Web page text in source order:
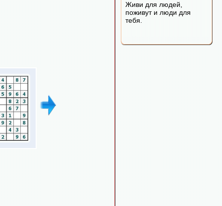
Живи для людей,
поживут и люди для
тебя.